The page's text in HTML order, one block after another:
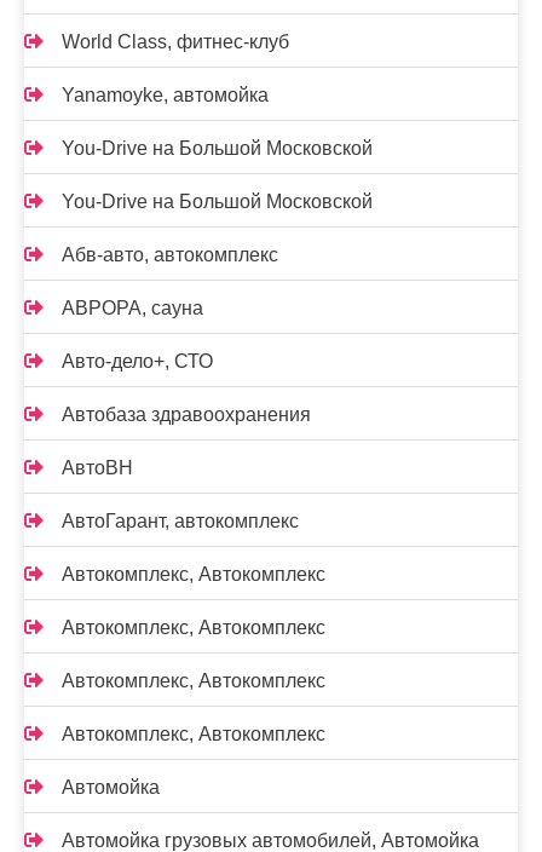
World Class, фитнес-клуб
Yanamoyke, автомойка
You-Drive на Большой Московской
You-Drive на Большой Московской
Абв-авто, автокомплекс
АВРОРА, сауна
Авто-дело+, СТО
Автобаза здравоохранения
АвтоВН
АвтоГарант, автокомплекс
Автокомплекс, Автокомплекс
Автокомплекс, Автокомплекс
Автокомплекс, Автокомплекс
Автокомплекс, Автокомплекс
Автомойка
Автомойка грузовых автомобилей, Автомойка